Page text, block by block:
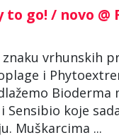
to go! / novo @
vrhunskih
i
Bioderma
Sensibio koje
Muškarcima ...